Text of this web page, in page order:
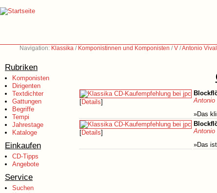
Navigation: Klassika / Komponistinnen und Komponisten /V /Antonio
Rubriken
Komponisten
Dirigenten
Textdichter
Gattungen
Begriffe
Tempi
Jahrestage
Kataloge
Einkaufen
CD-Tipps
Angebote
Service
Suchen
[Details]
Antonio
»Das
[Details]
Antonio
»Das